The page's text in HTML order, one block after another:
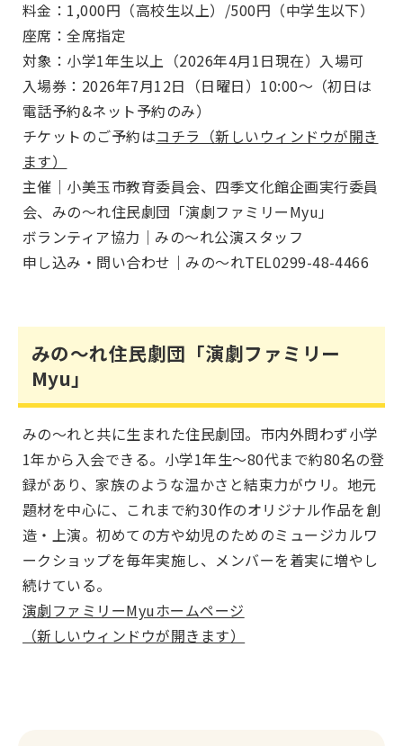
料金：1,000円（高校生以上）/500円（中学生以下）
座席：全席指定
対象：小学1年生以上（2026年4月1日現在）入場可
入場券：2026年7月12日（日曜日）10:00～（初日は
電話予約&ネット予約のみ）
チケットのご予約はコチラ（新しいウィンドウが開き
ます）
主催｜小美玉市教育委員会、四季文化館企画実行委員
会、みの～れ住民劇団「演劇ファミリーMyu」
ボランティア協力｜みの～れ公演スタッフ
申し込み・問い合わせ｜みの～れTEL0299-48-4466
みの～れ住民劇団「演劇ファミリー
Myu」
みの～れと共に生まれた住民劇団。市内外問わず小学
1年から入会できる。小学1年生～80代まで約80名の登
録があり、家族のような温かさと結束力がウリ。地元
題材を中心に、これまで約30作のオリジナル作品を創
造・上演。初めての方や幼児のためのミュージカルワ
ークショップを毎年実施し、メンバーを着実に増やし
続けている。
演劇ファミリーMyuホームページ
（新しいウィンドウが開きます）